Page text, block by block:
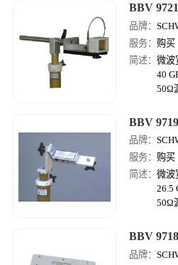
BBV
品牌：
服务： 购买
简述：微波
40
50Ω
BBV
品牌：
服务： 购买
简述：微波
26.5
50Ω
BBV
品牌：